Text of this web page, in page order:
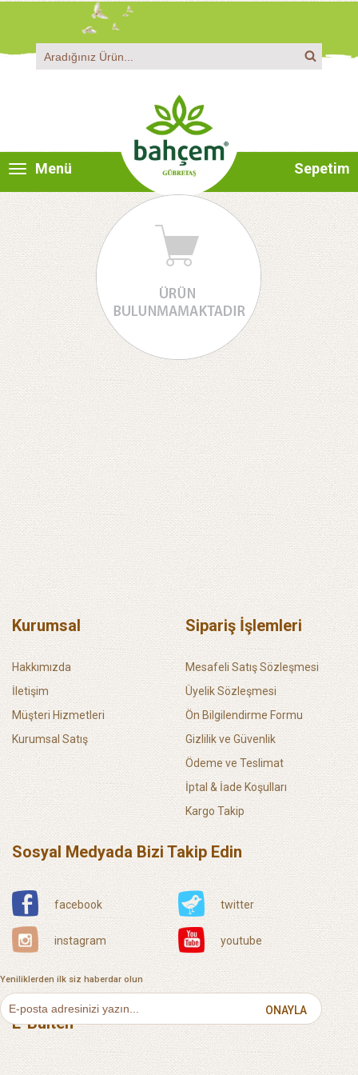
Sepetim
Menü
Kurumsal
Hakkımızda
İletişim
Müşteri Hizmetleri
Kurumsal Satış
Sipariş İşlemleri
Mesafeli Satış Sözleşmesi
Üyelik Sözleşmesi
Ön Bilgilendirme Formu
Gizlilik ve Güvenlik
Ödeme ve Teslimat
İptal & İade Koşulları
Kargo Takip
Sosyal Medyada Bizi Takip Edin
facebook twitter
instagram youtube
Yeniliklerden ilk siz haberdar olun
ONAYLA
E-Bülten